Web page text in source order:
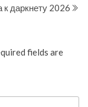
к даркнету 2026
fields are